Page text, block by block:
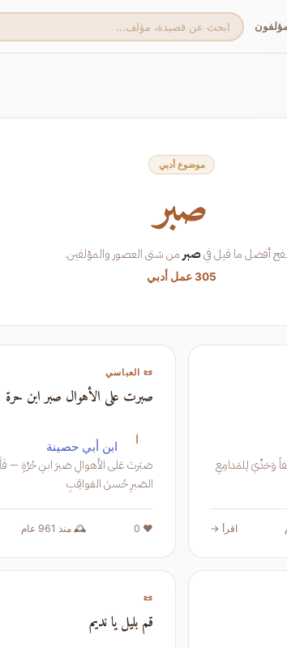
موضوع أدبي
صبر
أفضل ما قيل فيصبر من شتى العصور والمؤلفين.
305 عمل أدبي
وَحَدِّيَ لِلمَدامِعِ
اقرأ →
📜 العباسي
صبرت على الأهوال صبر ابن حرة
ا ابن أبي حصينة
صَبَرتَ عَلى الأَهوالِ صَبرَ ابنِ حُرَّةٍ
الصَبرِ حُسنَ العَواقِبِ
❤️ 0 🕰️ منذ 961 عام
📜
قم بليل يا نديم